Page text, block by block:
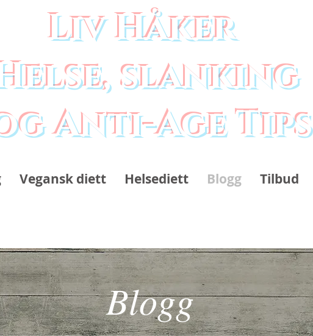
Liv Håker
slanking
Anti-Age Tips
Vegansk diett Helsediett Blogg Tilbud
Blogg